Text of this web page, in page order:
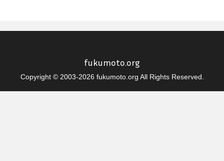
fukumoto.org
Copyright © 2003-2026 fukumoto.org All Rights Reserved.